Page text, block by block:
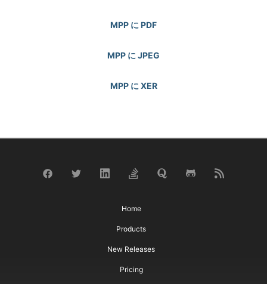
MPP に PDF
MPP に JPEG
MPP に XER
Home
Products
New Releases
Pricing